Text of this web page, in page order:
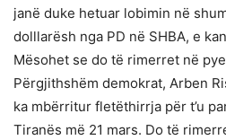
janë duke hetuar lobimin në
dolllarësh nga PD në SHBA, e
Mësohet se do të rimerret në
Përgjithshëm demokrat, Arben
ka mbërritur fletëthirrja për t’u
Tiranës më 21 mars. Do të